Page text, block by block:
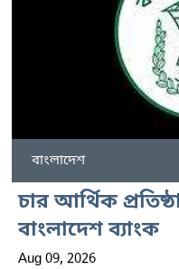
বাংলাদেশ
চার আর্থিক
বাংলাদেশ ব্যাংক
Aug 09, 2026